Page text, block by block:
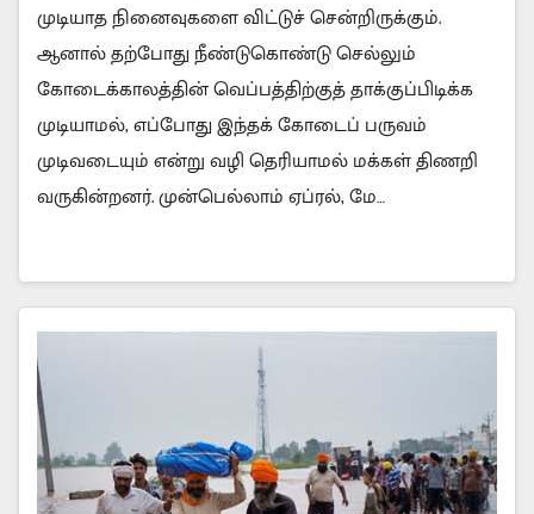
முடியாத நினைவுகளை விட்டுச் சென்றிருக்கும்.
ஆனால் தற்போது நீண்டுகொண்டு செல்லும்
கோடைக்காலத்தின் வெப்பத்திற்குத் தாக்குப்பிடிக்க
முடியாமல், எப்போது இந்தக் கோடைப் பருவம்
முடிவடையும் என்று வழி தெரியாமல் மக்கள் திணறி
வருகின்றனர். முன்பெல்லாம் ஏப்ரல், மே…